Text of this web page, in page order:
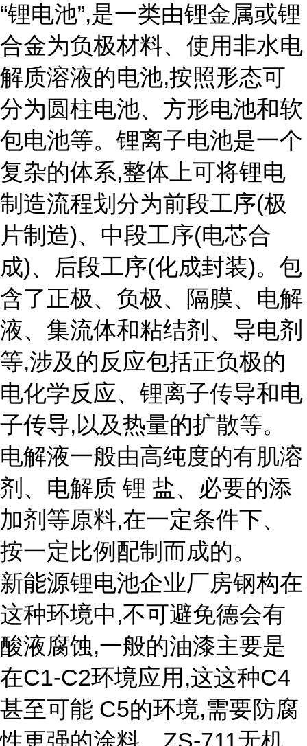
“锂电池”,是一类由锂金属或锂
合金为负极材料、使用非水电
解质溶液的电池,按照形态可
分为圆柱电池、方形电池和软
包电池等。锂离子电池是一个
复杂的体系,整体上可将锂电
制造流程划分为前段工序(极
片制造)、中段工序(电芯合
成)、后段工序(化成封装)。包
含了正极、负极、隔膜、电解
液、集流体和粘结剂、导电剂
等,涉及的反应包括正负极的
电化学反应、锂离子传导和电
子传导,以及热量的扩散等。
电解液一般由高纯度的有肌溶
剂、电解质 锂 盐、必要的添
加剂等原料,在一定条件下、
按一定比例配制而成的。
新能源锂电池企业厂房钢构在
这种环境中,不可避免德会有
酸液腐蚀,一般的油漆主要是
在C1-C2环境应用,这这种C4
甚至可能 C5的环境,需要防腐
性更强的涂料。ZS-711无机